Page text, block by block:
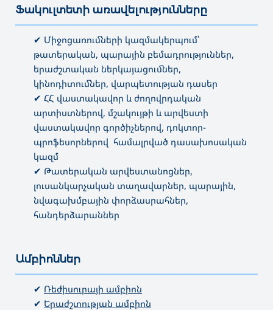
Ֆակուլտետի առավելությունները
✔ Միջոցառումների կազմակերպում՝
թատերական, պարային բեմադրություններ,
երաժշտական ներկայացումներ,
կինոդիտումներ, վարպետության դասեր
✔ ՀՀ վաստակավոր և ժողովրդական
արտիստներով, մշակույթի և արվեստի
վաստակավոր գործիչներով, դոկտոր-
պրոֆեսորներով համալրված դասախոսական
կազմ
✔ Թատերական արվեստանոցներ,
լուսանկարչական տաղավարներ, պարային,
նվագախմբային փորձասրահներ,
հանդերձարաններ
Ամբիոններ
✔ Ռեժիսուրայի ամբիոն
✔ Երաժշտության ամբիոն